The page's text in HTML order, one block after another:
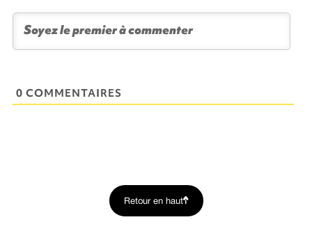
0 COMMENTAIRES
Retour en haut